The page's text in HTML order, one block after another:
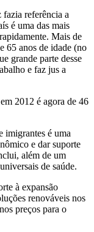
fazia referência a
é uma das mais
Mais de
65 anos de idade (no
grande parte desse
e faz jus a
2012 é agora de 46
imigrantes é uma
e dar suporte
além de um
de saúde.
à expansão
renováveis nos
preços para o